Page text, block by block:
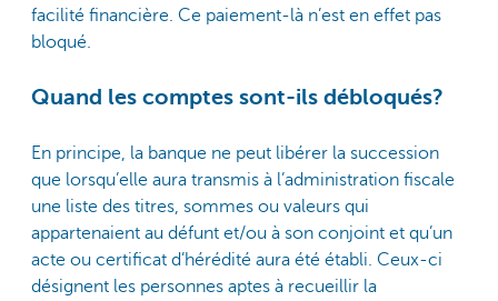
facilité financière. Ce paiement-là n’est en effet pas
bloqué.
Quand les comptes sont-ils débloqués?
En principe, la banque ne peut libérer la succession
que lorsqu’elle aura transmis à l’administration fiscale
une liste des titres, sommes ou valeurs qui
appartenaient au défunt et/ou à son conjoint et qu’un
acte ou certificat d’hérédité aura été établi. Ceux-ci
désignent les personnes aptes à recueillir la